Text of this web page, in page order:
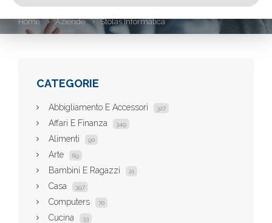
Home Aziende Stolas Informatica
CATEGORIE
Abbigliamento E Accessori 327
Affari E Finanza 349
Alimenti 90
Arte 89
Bambini E Ragazzi 21
Casa 397
Computers 70
Cucina 33